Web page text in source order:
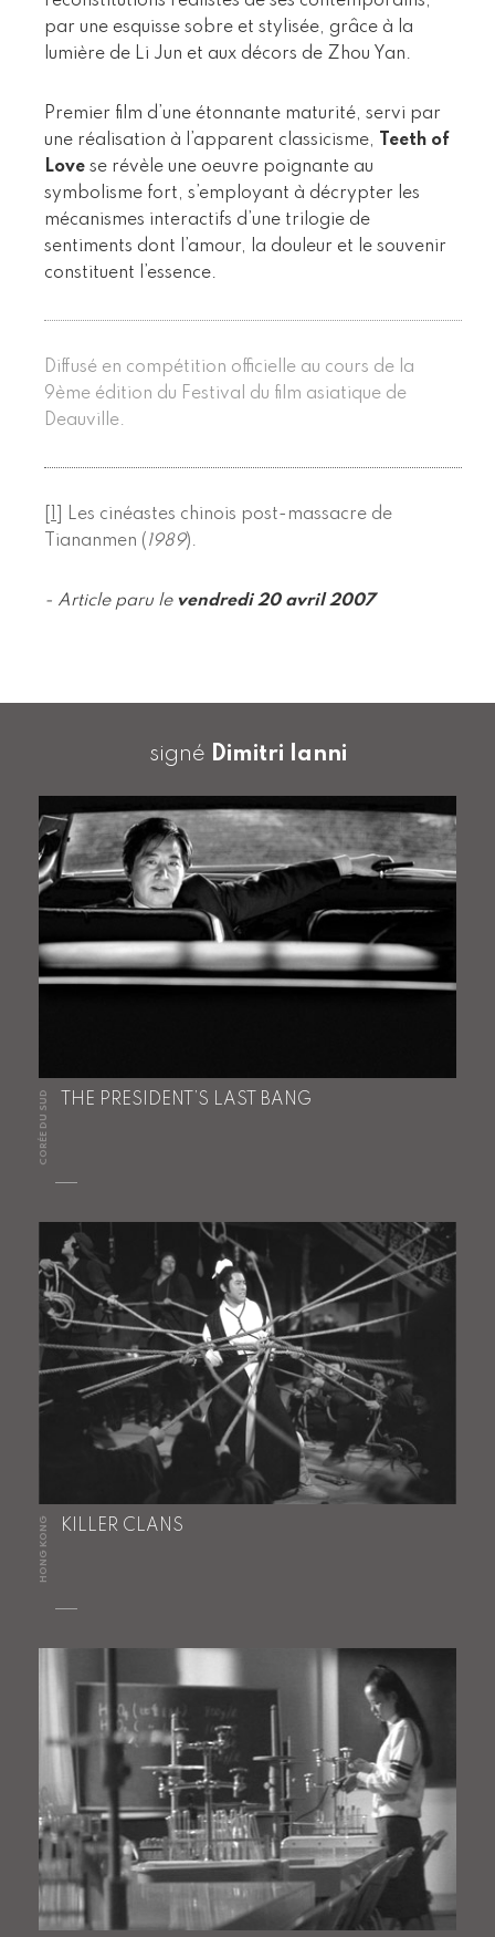
par une esquisse sobre et stylisée, grâce à la
lumière de Li Jun et aux décors de Zhou Yan.
Premier film d’une étonnante maturité, servi par
une réalisation à l’apparent classicisme,
Teeth of
Love se révèle une oeuvre poignante au
symbolisme fort, s’employant à décrypter les
mécanismes interactifs d’une trilogie de
sentiments dont l’amour, la douleur et le souvenir
constituent l’essence.
Diffusé en compétition officielle au cours de la
9ème édition du Festival du film asiatique de
Deauville.
Les cinéastes chinois post-massacre de
Tiananmen ( 1989).
- Article paru le vendredi 20 avril 2007
signé Dimitri Ianni
CORÉE DU SUD THE PRESIDENT’S LAST BANG
HONG KONG KILLER CLANS